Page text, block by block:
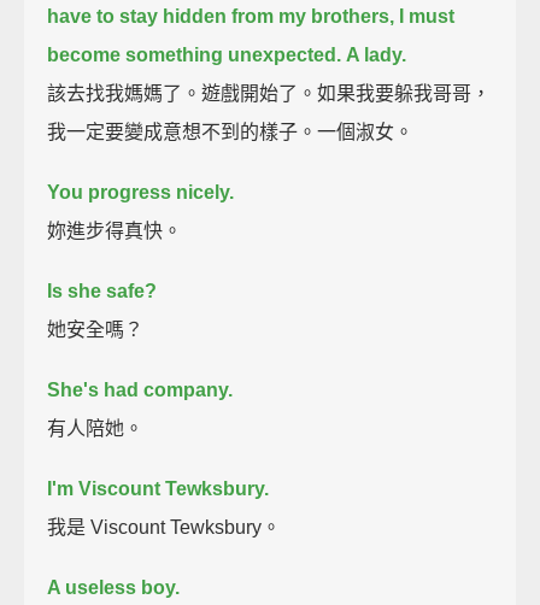
have to stay hidden from my brothers,
I must
become something unexpected. A lady.
該去找我媽媽了。遊戲開始了。如果我要躲我哥哥，
我一定要變成意想不到的樣子。一個淑女。
You progress nicely.
妳進步得真快。
Is she safe?
她安全嗎？
She's had company.
有人陪她。
I'm Viscount Tewksbury.
我是 Viscount Tewksbury。
A useless boy.